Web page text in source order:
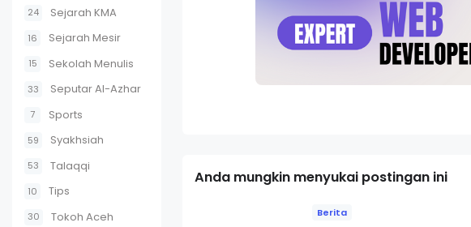
24 Sejarah KMA
16 Sejarah Mesir
15 Sekolah Menulis
33 Seputar Al-Azhar
7 Sports
59 Syakhsiah
53 Talaqqi
10 Tips
30 Tokoh Aceh
Anda mungkin menyukai postingan ini
Berita